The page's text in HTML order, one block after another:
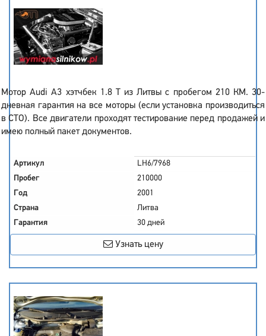
Мотор Audi A3 хэтчбек 1.8 T из Литвы с пробегом 210 КМ. 30-
дневная гарантия на все моторы (если установка производиться
в СТО). Все двигатели проходят тестирование перед продажей и
имею полный пакет документов.
Артикул
LH6/7968
Пробег
210000
Год
2001
Страна
Литва
Гарантия
30 дней
Узнать цену